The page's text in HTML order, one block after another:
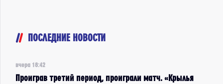
ПОСЛЕДНИЕ НОВОСТИ
вчера 18:42
Проиграв третий период, проиграли матч. «Крылья